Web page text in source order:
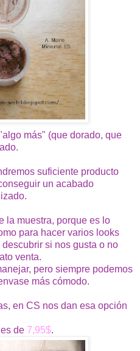
más" (que dorado, que
suficiente producto
un acabado
la muestra, porque es lo
para hacer varios looks
si nos gusta o no
venta.
pero siempre podemos
más cómodo.
en CS nos dan esa opción
de 7,95$.